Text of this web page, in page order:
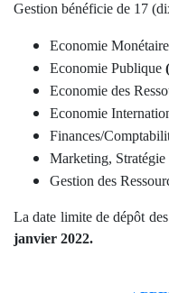
Gestion bénéficie de 17
Economie Monétaire
Economie Publique
Economie des
Economie
Finances/
Marketing, Stratégie
Gestion des
La date limite de dépôt
janvier 2022.